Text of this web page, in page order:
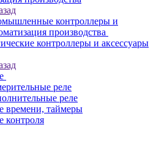
контроллеры и
производства
контроллеры и аксессуары
реле
реле
времени, таймеры
контроля